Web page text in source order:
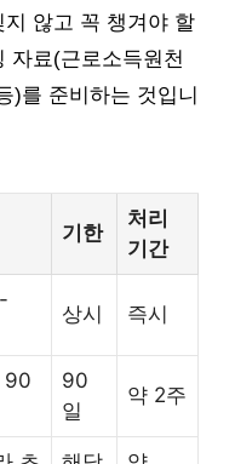
않고 꼭 챙겨야 할
자료(근로소득원천
)를 준비하는 것입니
기한
처리
기간
상시 즉시
90
90
일
약 2주